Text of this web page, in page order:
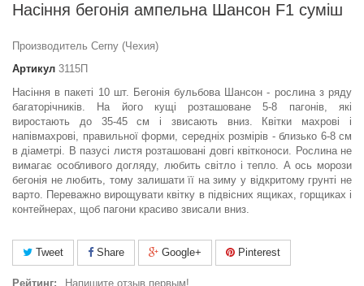
Насіння бегонія ампельна Шансон F1 суміш
Производитель Cerny (Чехия)
Артикул 3115П
Насіння в пакеті 10 шт. Бегонія бульбова Шансон - рослина з ряду
багаторічників. На його кущі розташоване 5-8 пагонів, які
виростають до 35-45 см і звисають вниз. Квітки махрові і
напівмахрові, правильної форми, середніх розмірів - близько 6-8 см
в діаметрі. В пазусі листя розташовані довгі квітконоси. Рослина не
вимагає особливого догляду, любить світло і тепло. А ось морози
бегонія не любить, тому залишати її на зиму у відкритому грунті не
варто. Переважно вирощувати квітку в підвісних ящиках, горщиках і
контейнерах, щоб пагони красиво звисали вниз.
Tweet Share Google+ Pinterest
Рейтинг:
Напишите отзыв первым!